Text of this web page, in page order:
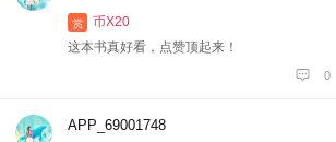
赏
币X20
这本书真好看，点赞顶起来！
 0
APP_69001748